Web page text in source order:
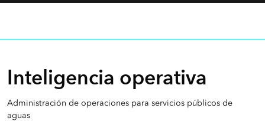
Inteligencia operativa
Administración de operaciones para servicios públicos de
aguas